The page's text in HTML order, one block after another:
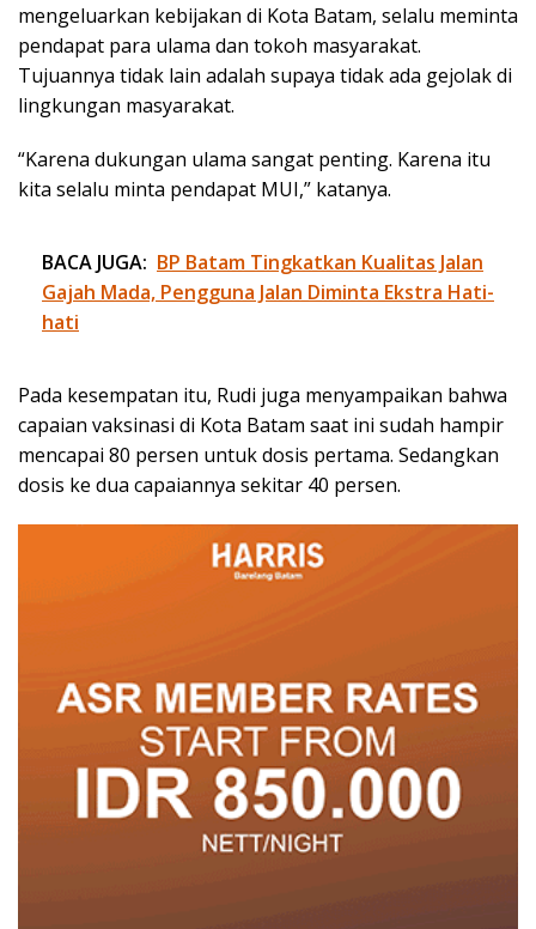
mengeluarkan kebijakan di Kota Batam, selalu meminta
pendapat para ulama dan tokoh masyarakat.
Tujuannya tidak lain adalah supaya tidak ada gejolak di
lingkungan masyarakat.
“Karena dukungan ulama sangat penting. Karena itu
kita selalu minta pendapat MUI,” katanya.
BACA JUGA: BP Batam Tingkatkan Kualitas Jalan
Gajah Mada, Pengguna Jalan Diminta Ekstra Hati-
hati
Pada kesempatan itu, Rudi juga menyampaikan bahwa
capaian vaksinasi di Kota Batam saat ini sudah hampir
mencapai 80 persen untuk dosis pertama. Sedangkan
dosis ke dua capaiannya sekitar 40 persen.